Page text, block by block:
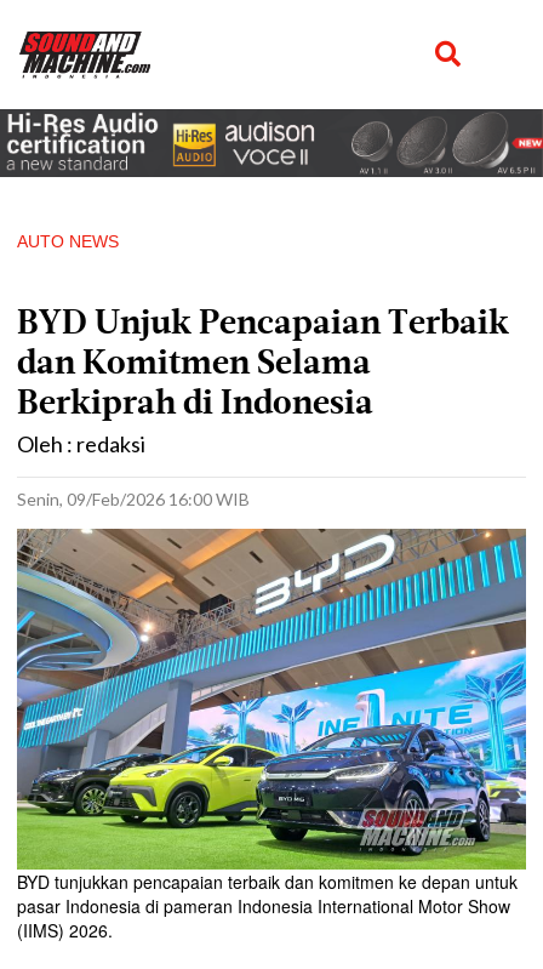
AUTO NEWS
BYD Unjuk Pencapaian Terbaik
dan Komitmen Selama
Berkiprah di Indonesia
Oleh : redaksi
Senin, 09/Feb/2026 16:00 WIB
BYD tunjukkan pencapaian terbaik dan komitmen ke depan untuk
pasar Indonesia di pameran Indonesia International Motor Show
(IIMS) 2026.